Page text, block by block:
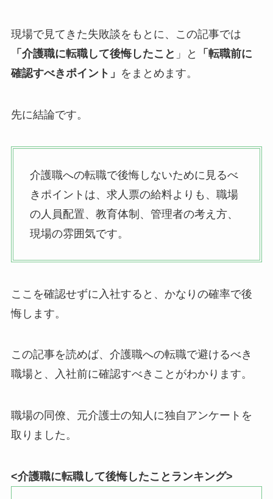
現場で見てきた失敗談をもとに、この記事では
「介護職に転職して後悔したこと 」と
「転職前に
確認すべきポイント」 をまとめます。
先に結論です。
介護職への転職で後悔しないために見るべ
きポイントは、求人票の給料よりも、職場
の人員配置、教育体制、管理者の考え方、
現場の雰囲気です。
ここを確認せずに入社すると、かなりの確率で後
悔します。
この記事を読めば、介護職への転職で避けるべき
職場と、入社前に確認すべきことがわかります。
職場の同僚、元介護士の知人に独自アンケートを
取りました。
<介護職に転職して後悔したことランキング>